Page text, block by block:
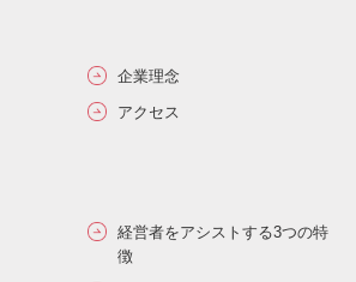
企業理念
アクセス
経営者をアシストする3つの特
徴